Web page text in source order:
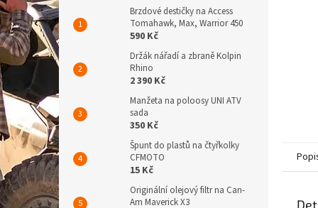
Brzdové destičky na Access
Tomahawk, Max, Warrior 450
590 Kč
Držák nářadí a zbraně Kolpin
Rhino
2 390 Kč
Manžeta na poloosy UNI ATV
sada
350 Kč
Špunt do plastů na čtyřkolky
CFMOTO
15 Kč
Originální olejový filtr na Can-
Am Maverick X3